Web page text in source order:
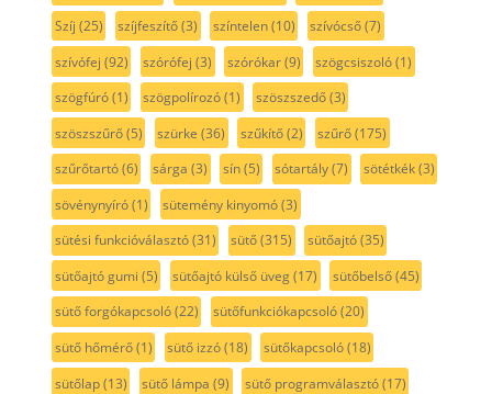
Szíj (25) szíjfeszítő(3) színtelen(10) szívócső(7)
szívófej (92) szórófej (3) szórókar(9) szögcsiszoló(1)
szögfúró(1) szögpolírozó(1) szöszszedő(3)
szöszszűrő(5) szürke (36) szűkítő(2) szűrő(175)
szűrőtartó(6) sárga (3) sín(5) sótartály(7) sötétkék(3)
sövénynyíró(1) sütemény kinyomó(3)
sütési funkcióválasztó(31) sütő(315) sütőajtó(35)
sütőajtó gumi (5) sütőajtó külső üveg(17) sütőbelső(45)
sütő forgókapcsoló(22) sütőfunkciókapcsoló(20)
sütő hőmérő(1) sütő izzó(18) sütőkapcsoló(18)
sütőlap(13) sütő lámpa (9) sütő programválasztó(17)